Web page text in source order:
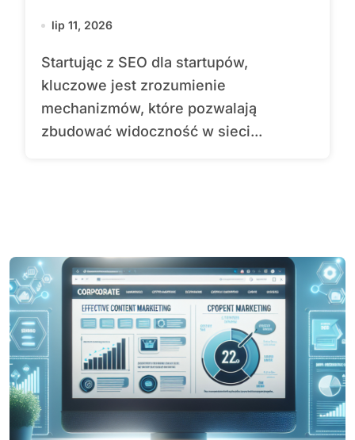
lip 11, 2026
Startując z SEO dla startupów,
kluczowe jest zrozumienie
mechanizmów, które pozwalają
zbudować widoczność w sieci...